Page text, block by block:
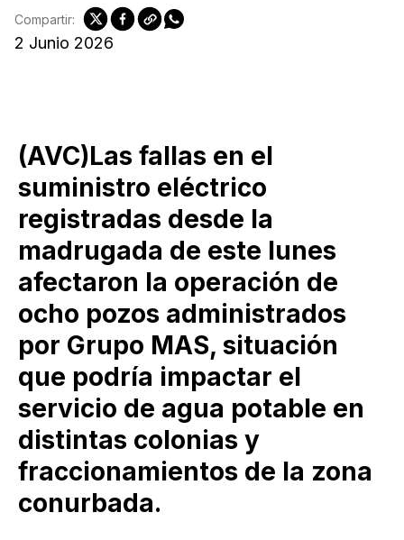
2 Junio 2026
Compartir:
(AVC)Las fallas en el
suministro eléctrico
registradas desde la
madrugada de este lunes
afectaron la operación de
ocho pozos administrados
por Grupo MAS, situación
que podría impactar el
servicio de agua potable en
distintas colonias y
fraccionamientos de la zona
conurbada.